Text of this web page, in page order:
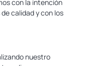
con la intención
calidad y con los
nuestro